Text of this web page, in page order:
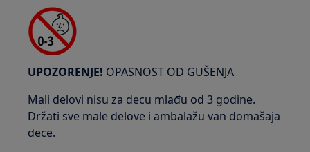
UPOZORENJE! OPASNOST OD GUŠENJA
Mali delovi nisu za decu mlađu od 3 godine.
Držati sve male delove i ambalažu van domašaja
dece.